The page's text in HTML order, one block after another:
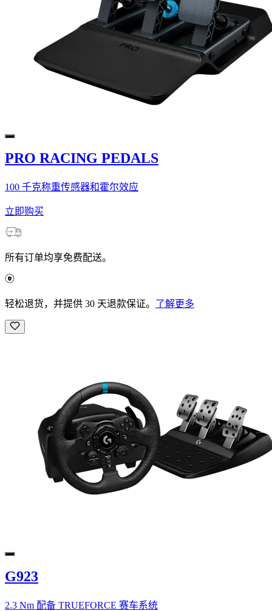
PRO RACING PEDALS
100 千克称重传感器和霍尔效应
立即购买
所有订单均享免费配送。
轻松退货，并提供 30 天退款保证。 了解更多
G923
2.3 Nm 配备 TRUEFORCE 赛车系统